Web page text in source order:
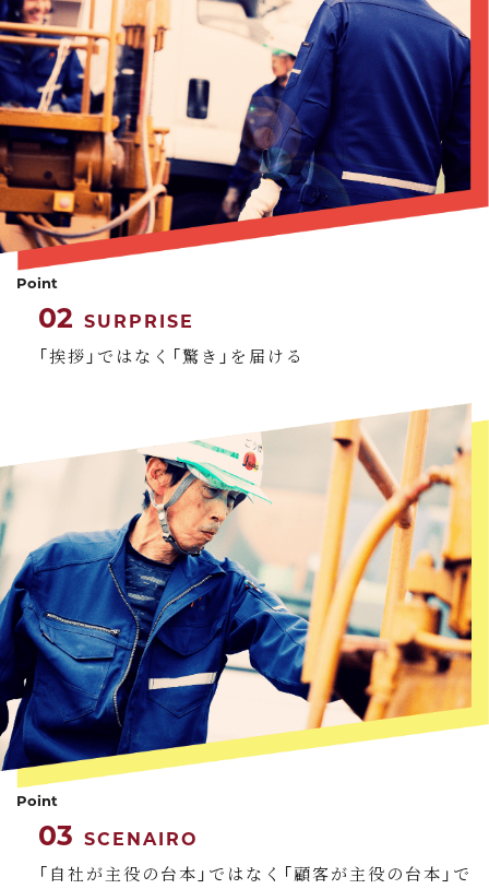
Point
02 SURPRISE
「挨拶」ではなく「驚き」を届ける
Point
03 SCENAIRO
「自社が主役の台本」ではなく「顧客が主役の台本」で